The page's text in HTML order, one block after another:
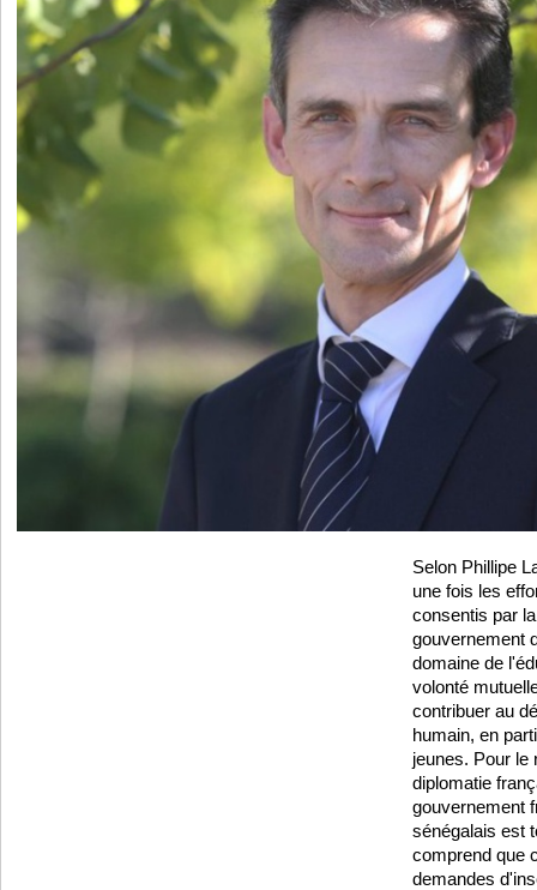
Selon Phillipe
une fois les
consentis par
gouvernement
domaine de
volonté
contribuer au
humain, en
jeunes. Pour le
diplomatie
gouvernement
sénégalais est
comprend que
demandes